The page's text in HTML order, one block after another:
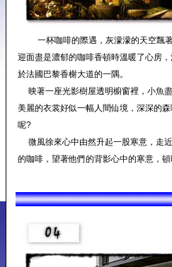
一杯咖啡的際遇，灰濛濛的天空飄
迎面盡是濃郁的咖啡香頓時溫暖了心房
於法國巴黎香榭大道的一隅。
映著一座光影樹屋透明櫥窗裡，小魚
美麗的衣裳好似一幅人間仙境，深深的
呢?
微風徐來心中由然升起一股寒意，走
的咖啡，望著他們的背影心中的寒意，